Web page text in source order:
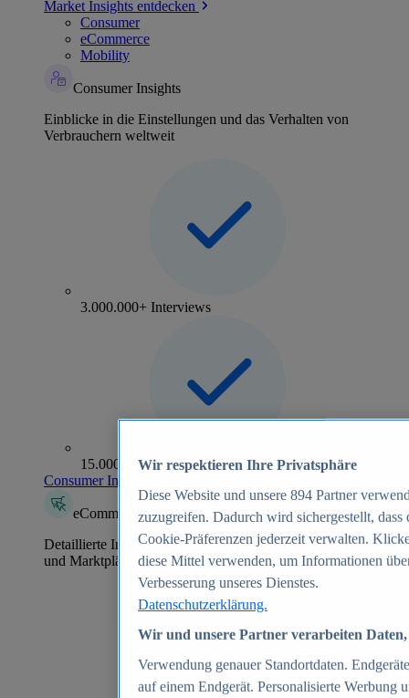
Market Insights entdecken
Consumer
eCommerce
Mobility
Consumer Insights
Einblicke in die Einstellungen und das Verhalten von
Verbrauchern weltweit
3.000.000+ Interviews
15.000+ Marken
Consumer Insights entdecken
eCommerce Insights
Detaillierte Informationen zu mehr als 39.000 Online-Shops
und Marktplätzen
Wir respektieren Ihre Privatsphäre
Diese Website und unsere 894 Partner
zuzugreifen. Dadurch wird sichergestellt,
Cookie-Präferenzen jederzeit verwalten.
diese Mittel verwenden, um Informationen
Verbesserung unseres Dienstes.
Datenschutzerklärung.
Wir und unsere Partner verarbeiten
Verwendung genauer Standortdaten.
auf einem Endgerät. Personalisierte Werbung